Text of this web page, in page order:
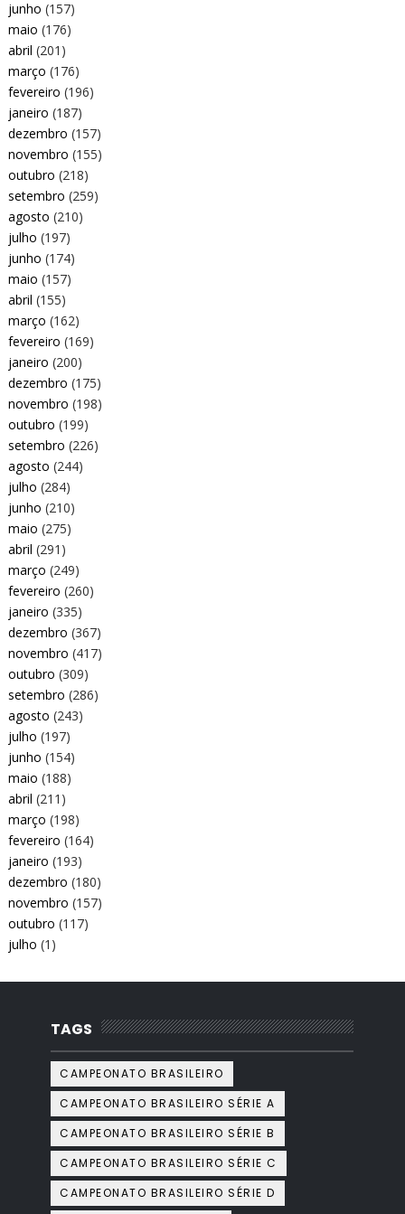
junho (157)
maio (176)
abril (201)
março (176)
fevereiro (196)
janeiro (187)
dezembro (157)
novembro (155)
outubro (218)
setembro (259)
agosto (210)
julho (197)
junho (174)
maio (157)
abril (155)
março (162)
fevereiro (169)
janeiro (200)
dezembro (175)
novembro (198)
outubro (199)
setembro (226)
agosto (244)
julho (284)
junho (210)
maio (275)
abril (291)
março (249)
fevereiro (260)
janeiro (335)
dezembro (367)
novembro (417)
outubro (309)
setembro (286)
agosto (243)
julho (197)
junho (154)
maio (188)
abril (211)
março (198)
fevereiro (164)
janeiro (193)
dezembro (180)
novembro (157)
outubro (117)
julho (1)
TAGS
CAMPEONATO BRASILEIRO
CAMPEONATO BRASILEIRO SÉRIE A
CAMPEONATO BRASILEIRO SÉRIE B
CAMPEONATO BRASILEIRO SÉRIE C
CAMPEONATO BRASILEIRO SÉRIE D